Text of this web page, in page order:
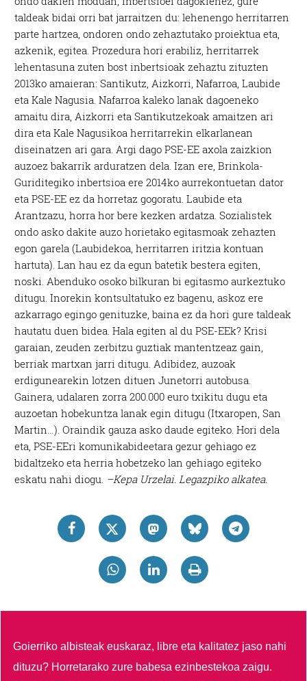
taldeak bidai orri bat jarraitzen du: lehenengo herritarren
parte hartzea, ondoren ondo zehaztutako proiektua eta,
azkenik, egitea. Prozedura hori erabiliz, herritarrek
lehentasuna zuten bost inbertsioak zehaztu zituzten
2013ko amaieran: Santikutz, Aizkorri, Nafarroa, Laubide
eta Kale Nagusia. Nafarroa kaleko lanak dagoeneko
amaitu dira, Aizkorri eta Santikutzekoak amaitzen ari
dira eta Kale Nagusikoa herritarrekin elkarlanean
diseinatzen ari gara. Argi dago PSE-EE axola zaizkion
auzoez bakarrik arduratzen dela. Izan ere, Brinkola-
Guriditegiko inbertsioa ere 2014ko aurrekontuetan dator
eta PSE-EE ez da horretaz gogoratu. Laubide eta
Arantzazu, horra hor bere kezken ardatza. Sozialistek
ondo asko dakite auzo horietako egitasmoak zehazten
egon garela (Laubidekoa, herritarren iritzia kontuan
hartuta). Lan hau ez da egun batetik bestera egiten,
noski. Abenduko osoko bilkuran bi egitasmo aurkeztuko
ditugu. Inorekin kontsultatuko ez bagenu, askoz ere
azkarrago egingo genituzke, baina ez da hori gure taldeak
hautatu duen bidea. Hala egiten al du PSE-EEk? Krisi
garaian, zeuden zerbitzu guztiak mantentzeaz gain,
berriak martxan jarri ditugu. Adibidez, auzoak
erdigunearekin lotzen dituen Junetorri autobusa.
Gainera, udalaren zorra 200.000 euro txikitu dugu eta
auzoetan hobekuntza lanak egin ditugu (Itxaropen, San
Martin…). Oraindik gauza asko daude egiteko. Hori dela
eta, PSE-EEri komunikabideetara gezur gehiago ez
bidaltzeko eta herria hobetzeko lan gehiago egiteko
eskatu nahi diogu. –Kepa Urzelai. Legazpiko alkatea.
Goierriko albisteak euskaraz, libre eta kalitatez jaso nahi
dituzu? Horretarako zure babesa ezinbestekoa zaigu.